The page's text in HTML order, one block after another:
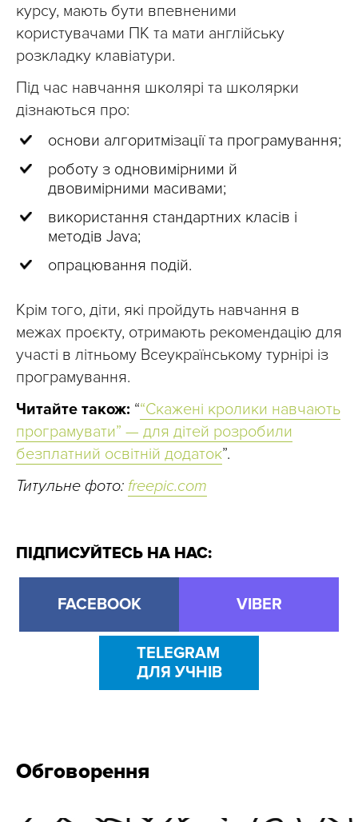
курсу, мають бути впевненими
користувачами ПК та мати англійську
розкладку клавіатури.
Під час навчання школярі та школярки
дізнаються про:
основи алгоритмізації та програмування;
роботу з одновимірними й
двовимірними масивами;
використання стандартних класів і
методів Java;
опрацювання подій.
Крім того, діти, які пройдуть навчання в
межах проєкту, отримають рекомендацію для
участі в літньому Всеукраїнському турнірі із
програмування.
Читайте також: ““Скажені кролики навчають
програмувати” — для дітей розробили
безплатний освітній додаток”.
Титульне фото: freepic.com
ПІДПИСУЙТЕСЬ НА НАС:
FACEBOOK VIBER
TELEGRAM
ДЛЯ УЧНІВ
Обговорення